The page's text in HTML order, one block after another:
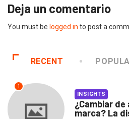
Deja un comentario
You must be logged in to post a
RECENT
1
INSIGHTS
¿Cambiar de
marca? La